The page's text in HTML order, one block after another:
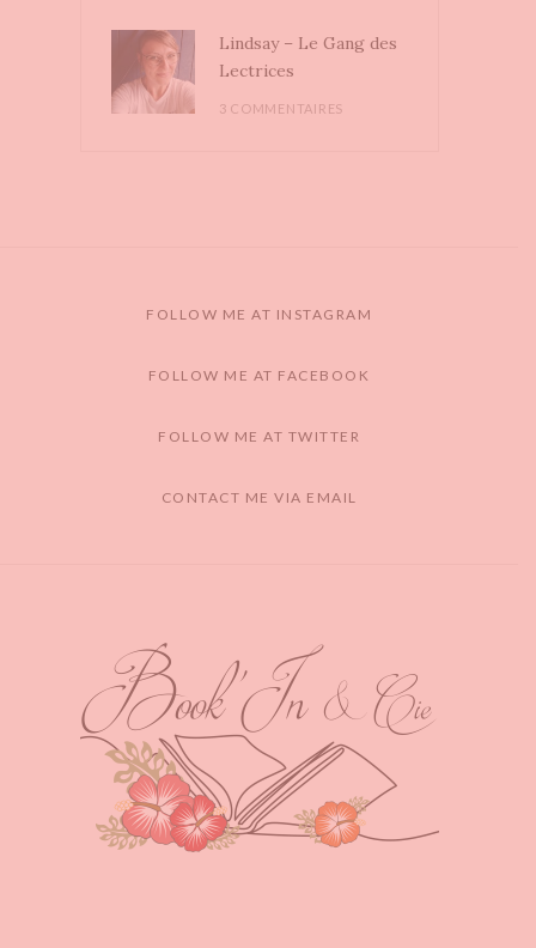
Lindsay – Le Gang des
Lectrices
3 COMMENTAIRES
FOLLOW ME AT INSTAGRAM
FOLLOW ME AT FACEBOOK
FOLLOW ME AT TWITTER
CONTACT ME VIA EMAIL